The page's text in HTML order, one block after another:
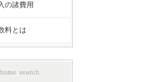
の諸費用
料とは